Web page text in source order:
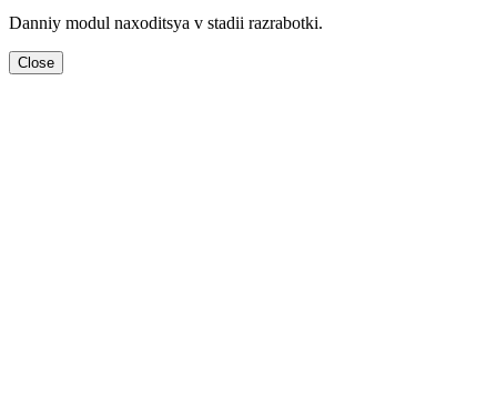
Danniy modul naхoditsya v stadii razrabotki.
Close